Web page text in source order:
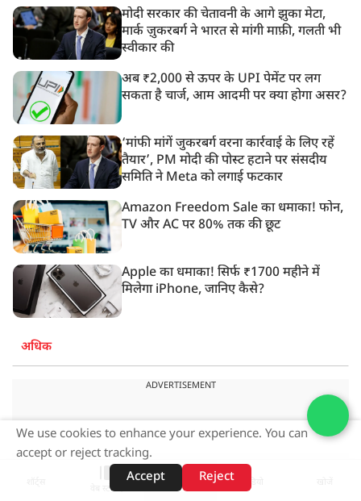
मोदी सरकार की चेतावनी के आगे झुका मेटा,
मार्क ज़ुकरबर्ग ने भारत से मांगी माफ़ी, गलती भी
स्वीकार की
अब ₹2,000 से ऊपर के UPI पेमेंट पर लग
सकता है चार्ज, आम आदमी पर क्या होगा असर?
‘मांफी मांगें जुकरबर्ग वरना कार्रवाई के लिए रहें
तैयार’, PM मोदी की पोस्ट हटाने पर संसदीय
समिति ने Meta को लगाई फटकार
Amazon Freedom Sale का धमाका! फोन,
TV और AC पर 80% तक की छूट
Apple का धमाका! सिर्फ ₹1700 महीने में
मिलेगा iPhone, जानिए कैसे?
अधिक
ADVERTISEMENT
वेब स्टोरीज़
We use cookies to enhance your experience. You can
accept or reject tracking.
Accept
Reject